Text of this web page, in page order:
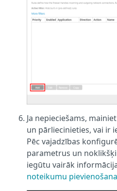
Ja nepieciešams,
un pārliecinieties, vai ir
Pēc vajadzības
parametrus un
iegūtu vairāk
noteikumu